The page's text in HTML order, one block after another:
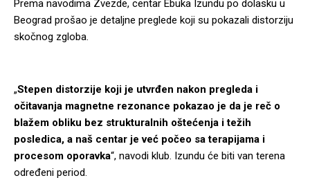
Prema navodima Zvezde, centar Ebuka Izundu po dolasku u
Beograd prošao je detaljne preglede koji su pokazali distorziju
skočnog zgloba.
„Stepen distorzije koji je utvrđen nakon pregleda i
očitavanja magnetne rezonance pokazao je da je reč o
blažem obliku bez strukturalnih oštećenja i težih
posledica, a naš centar je već počeo sa terapijama i
procesom oporavka“, navodi klub. Izundu će biti van terena
određeni period.